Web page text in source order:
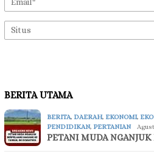
BERITA UTAMA
BERITA, DAERAH, EKONOMI,
PENDIDIKAN, PERTANIAN
PETANI MUDA